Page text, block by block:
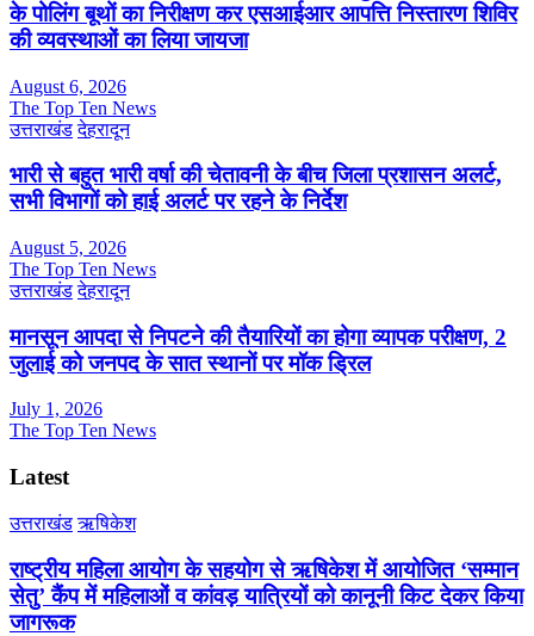
के पोलिंग बूथों का निरीक्षण कर एसआईआर आपत्ति निस्तारण शिविर
की व्यवस्थाओं का लिया जायजा
August 6, 2026
The Top Ten News
उत्तराखंड देहरादून
भारी से बहुत भारी वर्षा की चेतावनी के बीच जिला प्रशासन अलर्ट,
सभी विभागों को हाई अलर्ट पर रहने के निर्देश
August 5, 2026
The Top Ten News
उत्तराखंड देहरादून
मानसून आपदा से निपटने की तैयारियों का होगा व्यापक परीक्षण, 2
जुलाई को जनपद के सात स्थानों पर मॉक ड्रिल
July 1, 2026
The Top Ten News
Latest
उत्तराखंड ऋषिकेश
राष्ट्रीय महिला आयोग के सहयोग से ऋषिकेश में आयोजित ‘सम्मान
सेतु’ कैंप में महिलाओं व कांवड़ यात्रियों को कानूनी किट देकर किया
जागरूक